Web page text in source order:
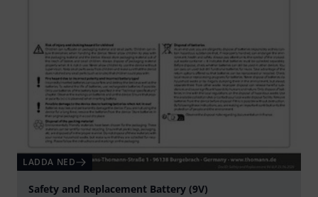
LADDA NED
Safety and Replacement Battery (9V)